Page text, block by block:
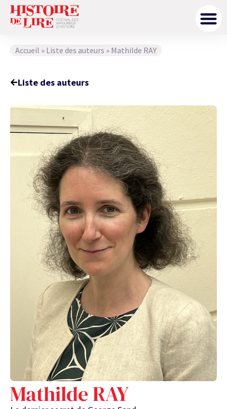
Accueil » Liste des auteurs » Mathilde RAY
Liste des auteurs
Mathilde RAY